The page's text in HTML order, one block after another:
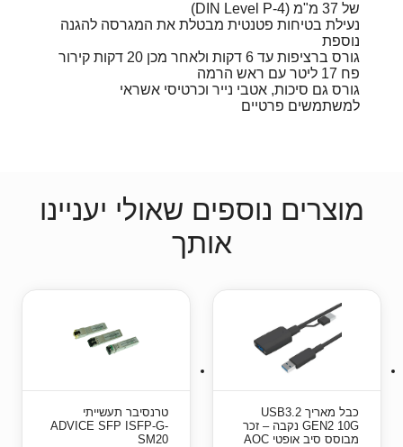
של 37 מ"מ (DIN Level P-4)
נעילת בטיחות פטנטית מבטלת את המגרסה להגנה
נוספת
גורס ברציפות עד 6 דקות ולאחר מכן 20 דקות קירור
פח 17 ליטר עם ראש הרמה
גורס גם סיכות, אטבי נייר וכרטיסי אשראי
למשתמשים פרטיים
מוצרים נוספים שאולי יעניינו
אותך
כבל מאריך USB3.2
GEN2 10G נקבה – זכר
מבוסס סיב אופטי AOC
טרנסיבר תעשייתי
ADVICE SFP ISFP-G-
SM20